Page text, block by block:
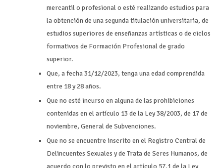
mercantil o profesional o esté realizando estudios para
la obtención de una segunda titulación universitaria, de
estudios superiores de enseñanzas artísticas o de ciclos
formativos de Formación Profesional de grado
superior.
Que, a fecha 31/12/2023, tenga una edad comprendida
entre 18 y 28 años.
Que no esté incurso en alguna de las prohibiciones
contenidas en el artículo 13 de la Ley 38/2003, de 17 de
noviembre, General de Subvenciones.
Que no se encuentre inscrito en el Registro Central de
Delincuentes Sexuales y de Trata de Seres Humanos, de
acuerdo con lo previsto en el artículo 57.1 de la Ley